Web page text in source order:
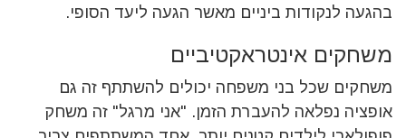
בהגעה לנקודות ביניים מאשר הגעה ליעד הסופי.
משחקים אינטראקטיביים
משחקים שכל בני משפחה יכולים להשתתף זה גם
אופציה נפלאה להעברת הזמן. "אני מרגל" זה משחק